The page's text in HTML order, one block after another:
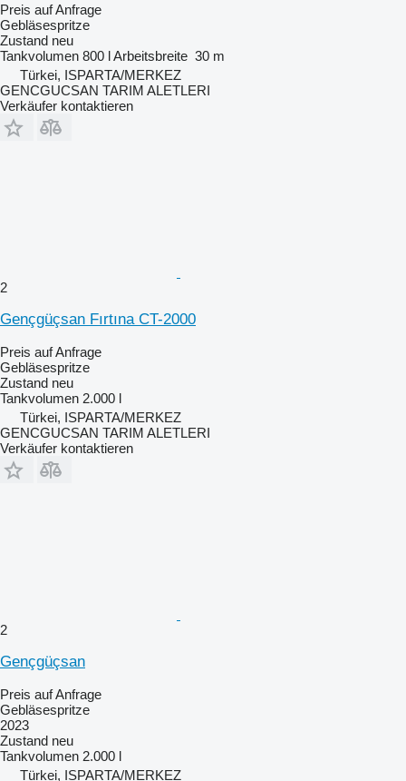
Preis auf Anfrage
Gebläsespritze
Zustand neu
Tankvolumen 800 lArbeitsbreite 30 m
Türkei, ISPARTA/MERKEZ
GENCGUCSAN TARIM ALETLERI
Verkäufer kontaktieren
2
Gençgüçsan Fırtına CT-2000
Preis auf Anfrage
Gebläsespritze
Zustand neu
Tankvolumen 2.000 l
Türkei, ISPARTA/MERKEZ
GENCGUCSAN TARIM ALETLERI
Verkäufer kontaktieren
2
Gençgüçsan
Preis auf Anfrage
Gebläsespritze
2023
Zustand neu
Tankvolumen 2.000 l
Türkei, ISPARTA/MERKEZ